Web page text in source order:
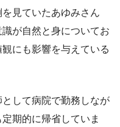
見ていたあゆみさん
が自然と身についてお
にも影響を与えている
して病院で勤務しなが
期的に帰省していま